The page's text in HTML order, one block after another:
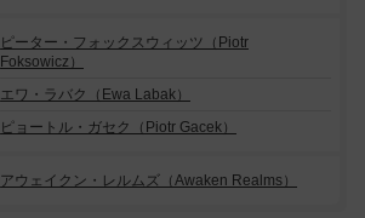
ピーター・フォックスウィッツ（Piotr
Foksowicz）
エワ・ラバク（Ewa Labak）
ピョートル・ガセク（Piotr Gacek）
アウェイクン・レルムズ（Awaken Realms）